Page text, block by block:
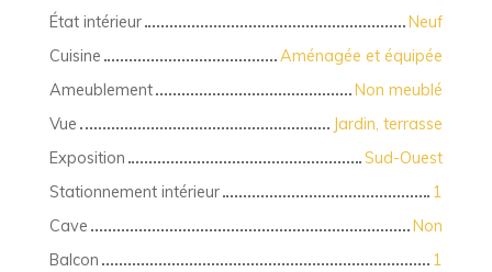
État intérieur
Neuf
Cuisine
Aménagée et équipée
Ameublement
Non meublé
Vue
Jardin, terrasse
Exposition
Sud-Ouest
Stationnement intérieur
1
Cave
Non
Balcon
1